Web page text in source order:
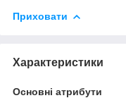
Приховати
Характеристики
Основні атрибути